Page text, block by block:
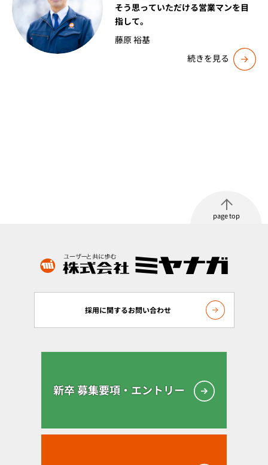
そう思っていただける営業マンを目
指して。
藤原 裕基
続きを見る
採用に関するお問い合わせ
新卒 募集要項・エントリー
page top